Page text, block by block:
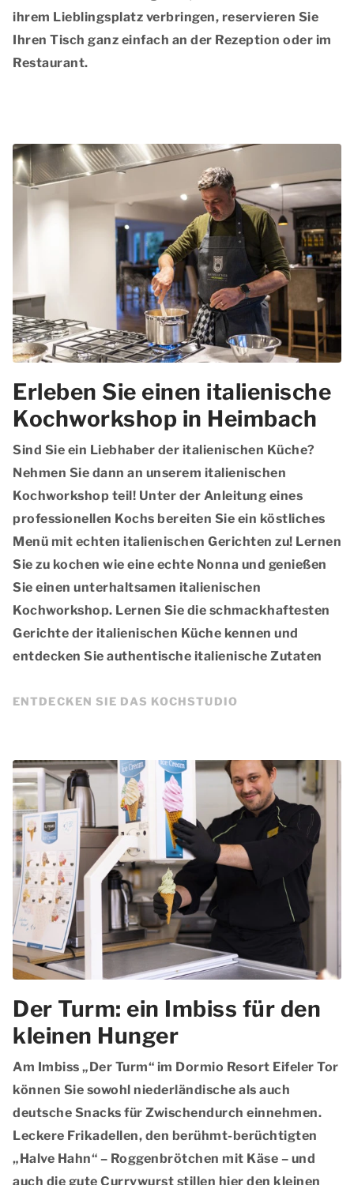
ihrem Lieblingsplatz verbringen, reservieren Sie
Ihren Tisch ganz einfach an der Rezeption oder im
Restaurant.
Erleben Sie einen italienische
Kochworkshop in Heimbach
Sind Sie ein Liebhaber der italienischen Küche?
Nehmen Sie dann an unserem italienischen
Kochworkshop teil! Unter der Anleitung eines
professionellen Kochs bereiten Sie ein köstliches
Menü mit echten italienischen Gerichten zu! Lernen
Sie zu kochen wie eine echte Nonna und genießen
Sie einen unterhaltsamen italienischen
Kochworkshop. Lernen Sie die schmackhaftesten
Gerichte der italienischen Küche kennen und
entdecken Sie authentische italienische Zutaten
ENTDECKEN SIE DAS KOCHSTUDIO
Der Turm: ein Imbiss für den
kleinen Hunger
Am Imbiss „Der Turm“ im Dormio Resort Eifeler Tor
können Sie sowohl niederländische als auch
deutsche Snacks für Zwischendurch einnehmen.
Leckere Frikadellen, den berühmt-berüchtigten
„Halve Hahn“ – Roggenbrötchen mit Käse – und
auch die gute Currywurst stillen hier den kleinen